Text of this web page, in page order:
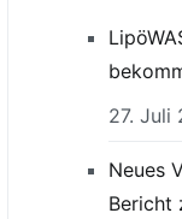
27. Juli
Neues
Bericht